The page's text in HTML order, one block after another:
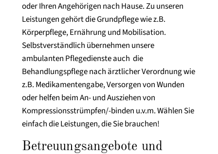
oder Ihren Angehörigen nach Hause. Zu unseren
Leistungen gehört die Grundpflege wie z.B.
Körperpflege, Ernährung und Mobilisation.
Selbstverständlich übernehmen unsere
ambulanten Pflegedienste auch die
Behandlungspflege nach ärztlicher Verordnung wie
z.B. Medikamentengabe, Versorgen von Wunden
oder helfen beim An- und Ausziehen von
Kompressionsstrümpfen/-binden u.v.m. Wählen Sie
einfach die Leistungen, die Sie brauchen!
Betreuungsangebote und